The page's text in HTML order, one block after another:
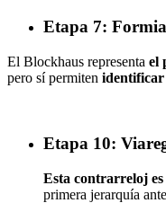
Etapa 7:
El Blockhaus representa el
pero sí permiten identificar
Etapa 10:
Esta contrarreloj
primera jerarquía